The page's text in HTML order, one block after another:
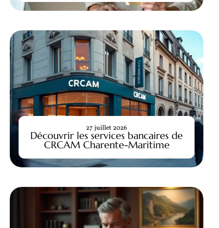
Découvrir les services bancaires de
CRCAM Charente-Maritime
27 juillet 2026